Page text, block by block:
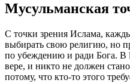
Мусульманская
С точки зрения Ислама,
выбирать свою религию, но
по убеждению и ради Бога. В
вере, и никто не должен
потому, что кто-то этого